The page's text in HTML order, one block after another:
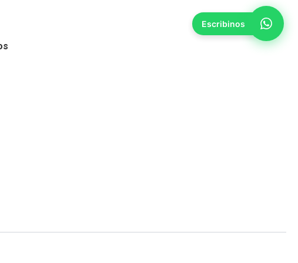
Escribinos